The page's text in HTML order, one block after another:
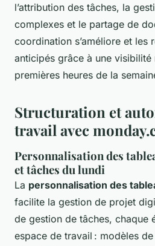
l’attribution des tâches, la
complexes et le partage de
coordination s’améliore et les
anticipés grâce à une
premières heures de la
Structuration et
travail avec
Personnalisation des
et tâches du lundi
La personnalisation des
facilite la gestion de projet
de gestion de tâches, chaque
espace de travail : modèles